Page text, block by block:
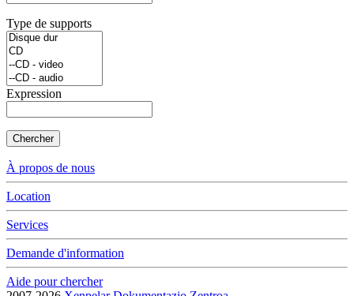
Type de supports
Expression
Chercher
À propos de nous
Location
Services
Demande d'information
Aide pour chercher